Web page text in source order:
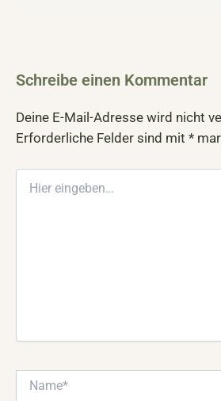
Schreibe einen Kommentar
Deine E-Mail-Adresse wird nicht
Erforderliche Felder sind mit *
eingeben…